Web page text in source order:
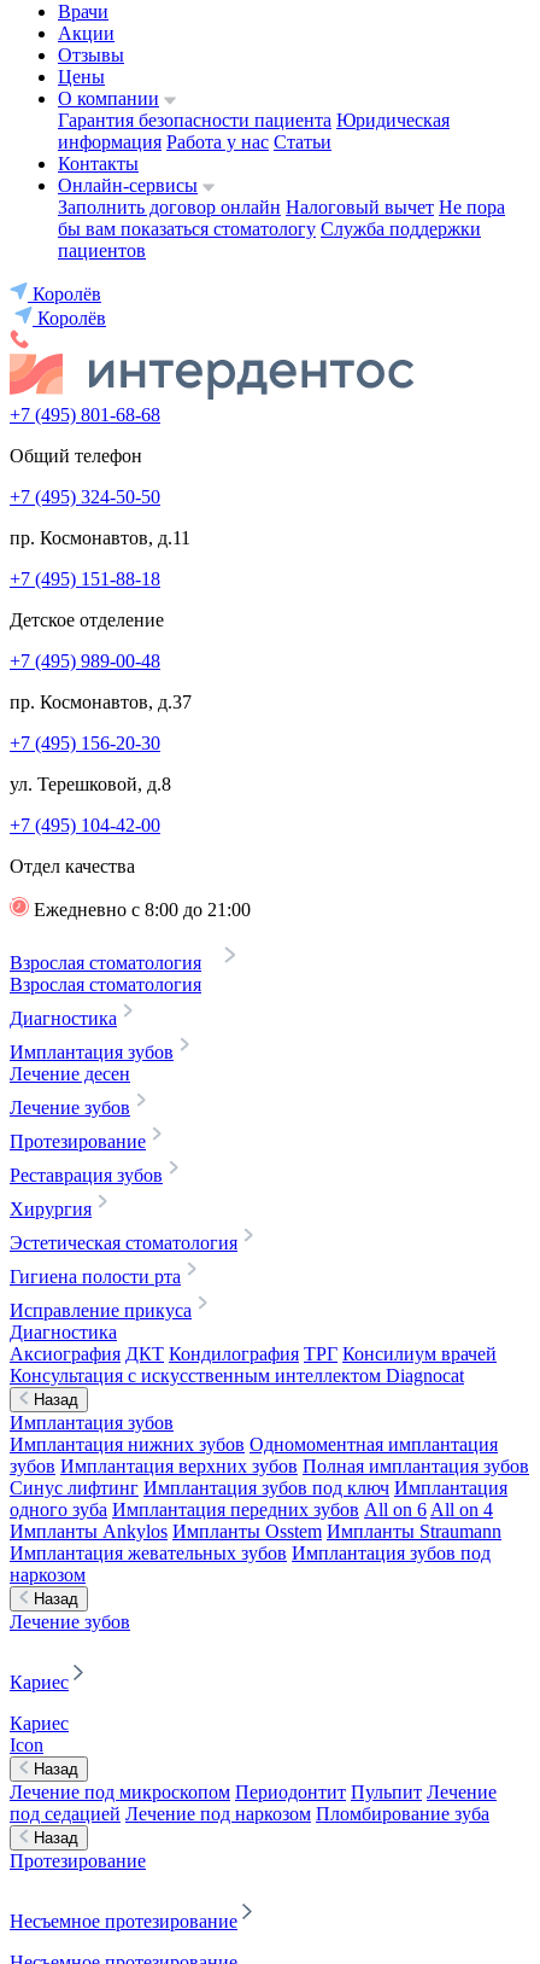
Врачи
Акции
Отзывы
Цены
О компании
Гарантия безопасности пациента Юридическая
информация Работа у нас Статьи
Контакты
Онлайн-сервисы
Заполнить договор онлайн Налоговый вычет Не пора
бы вам показаться стоматологу Служба поддержки
пациентов
Королёв
Королёв
+7 (495) 801-68-68
Общий телефон
+7 (495) 324-50-50
пр. Космонавтов, д.11
+7 (495) 151-88-18
Детское отделение
+7 (495) 989-00-48
пр. Космонавтов, д.37
+7 (495) 156-20-30
ул. Терешковой, д.8
+7 (495) 104-42-00
Отдел качества
Ежедневно с 8:00 до 21:00
Взрослая стоматология
Взрослая стоматология
Диагностика
Имплантация зубов
Лечение десен
Лечение зубов
Протезирование
Реставрация зубов
Хирургия
Эстетическая стоматология
Гигиена полости рта
Исправление прикуса
Диагностика
Аксиография ДКТ Кондилография ТРГ Консилиум врачей
Консультация с искусственным интеллектом Diagnocat
Назад
Имплантация зубов
Имплантация нижних зубов Одномоментная имплантация
зубов Имплантация верхних зубов Полная имплантация зубов
Синус лифтинг Имплантация зубов под ключ Имплантация
одного зуба Имплантация передних зубов All on 6 All on 4
Импланты Ankylos Импланты Osstem Импланты Straumann
Имплантация жевательных зубов Имплантация зубов под
наркозом
Назад
Лечение зубов
Кариес
Кариес
Icon
Назад
Лечение под микроскопом Периодонтит Пульпит Лечение
под седацией Лечение под наркозом Пломбирование зуба
Назад
Протезирование
Несъемное протезирование